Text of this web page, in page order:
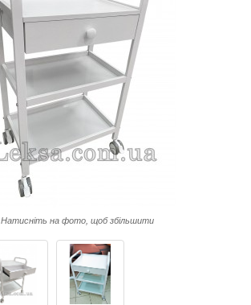
Натисніть на фото, щоб збільшити